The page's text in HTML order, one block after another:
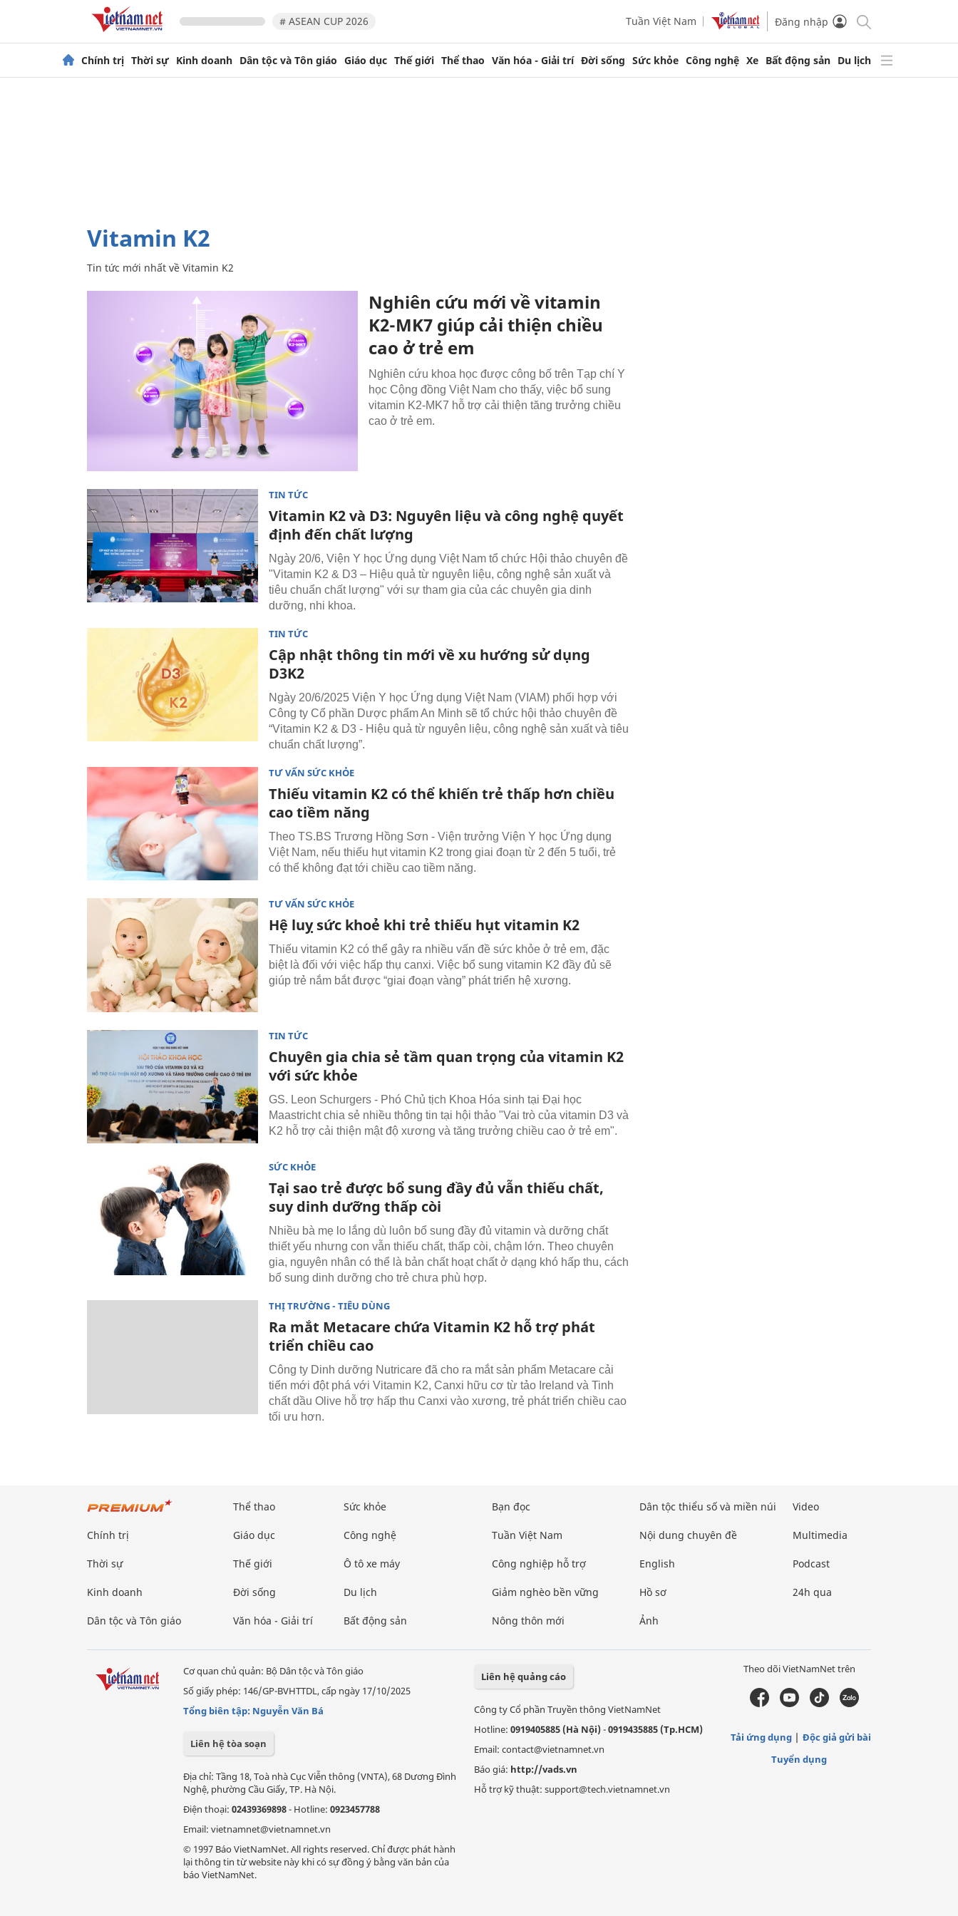
# ASEAN CUP 2026 Tuần Việt Nam Đăng nhập
Chính trị Thời sự Kinh doanh Dân tộc và Tôn giáo Giáo dục Thế giới Thể thao Văn hóa - Giải trí Đời sống Sức khỏe Công nghệ Xe Bất động sản Du lịch
Vitamin K2
Tin tức mới nhất về Vitamin K2
Nghiên cứu mới về vitamin
K2-MK7 giúp cải thiện chiều
cao ở trẻ em
Nghiên cứu khoa học được công bố trên Tạp chí Y
học Cộng đồng Việt Nam cho thấy, việc bổ sung
vitamin K2-MK7 hỗ trợ cải thiện tăng trưởng chiều
cao ở trẻ em.
TIN TỨC
Vitamin K2 và D3: Nguyên liệu và công nghệ quyết
định đến chất lượng
Ngày 20/6, Viện Y học Ứng dụng Việt Nam tổ chức Hội thảo chuyên đề
"Vitamin K2 & D3 – Hiệu quả từ nguyên liệu, công nghệ sản xuất và
tiêu chuẩn chất lượng" với sự tham gia của các chuyên gia dinh
dưỡng, nhi khoa.
TIN TỨC
Cập nhật thông tin mới về xu hướng sử dụng
D3K2
Ngày 20/6/2025 Viện Y học Ứng dụng Việt Nam (VIAM) phối hợp với
Công ty Cổ phần Dược phẩm An Minh sẽ tổ chức hội thảo chuyên đề
“Vitamin K2 & D3 - Hiệu quả từ nguyên liệu, công nghệ sản xuất và tiêu
chuẩn chất lượng”.
TƯ VẤN SỨC KHỎE
Thiếu vitamin K2 có thể khiến trẻ thấp hơn chiều
cao tiềm năng
Theo TS.BS Trương Hồng Sơn - Viện trưởng Viện Y học Ứng dụng
Việt Nam, nếu thiếu hụt vitamin K2 trong giai đoạn từ 2 đến 5 tuổi, trẻ
có thể không đạt tới chiều cao tiềm năng.
TƯ VẤN SỨC KHỎE
Hệ luỵ sức khoẻ khi trẻ thiếu hụt vitamin K2
Thiếu vitamin K2 có thể gây ra nhiều vấn đề sức khỏe ở trẻ em, đặc
biệt là đối với việc hấp thụ canxi. Việc bổ sung vitamin K2 đầy đủ sẽ
giúp trẻ nắm bắt được “giai đoạn vàng” phát triển hệ xương.
TIN TỨC
Chuyên gia chia sẻ tầm quan trọng của vitamin K2
với sức khỏe
GS. Leon Schurgers - Phó Chủ tịch Khoa Hóa sinh tại Đại học
Maastricht chia sẻ nhiều thông tin tại hội thảo "Vai trò của vitamin D3 và
K2 hỗ trợ cải thiện mật độ xương và tăng trưởng chiều cao ở trẻ em".
SỨC KHỎE
Tại sao trẻ được bổ sung đầy đủ vẫn thiếu chất,
suy dinh dưỡng thấp còi
Nhiều bà mẹ lo lắng dù luôn bổ sung đầy đủ vitamin và dưỡng chất
thiết yếu nhưng con vẫn thiếu chất, thấp còi, chậm lớn. Theo chuyên
gia, nguyên nhân có thể là bản chất hoạt chất ở dạng khó hấp thu, cách
bổ sung dinh dưỡng cho trẻ chưa phù hợp.
THỊ TRƯỜNG - TIÊU DÙNG
Ra mắt Metacare chứa Vitamin K2 hỗ trợ phát
triển chiều cao
Công ty Dinh dưỡng Nutricare đã cho ra mắt sản phẩm Metacare cải
tiến mới đột phá với Vitamin K2, Canxi hữu cơ từ tảo Ireland và Tinh
chất dầu Olive hỗ trợ hấp thu Canxi vào xương, trẻ phát triển chiều cao
tối ưu hơn.
Chính trị
Thời sự
Kinh doanh
Dân tộc và Tôn giáo
Thể thao
Giáo dục
Thế giới
Đời sống
Văn hóa - Giải trí
Sức khỏe
Công nghệ
Ô tô xe máy
Du lịch
Bất động sản
Bạn đọc
Tuần Việt Nam
Công nghiệp hỗ trợ
Giảm nghèo bền vững
Nông thôn mới
Dân tộc thiểu số và miền núi
Nội dung chuyên đề
English
Hồ sơ
Ảnh
Video
Multimedia
Podcast
24h qua
Cơ quan chủ quản: Bộ Dân tộc và Tôn giáo
Số giấy phép: 146/GP-BVHTTDL, cấp ngày 17/10/2025
Tổng biên tập: Nguyễn Văn Bá
Liên hệ tòa soạn
Địa chỉ: Tầng 18, Toà nhà Cục Viễn thông (VNTA), 68 Dương Đình
Nghệ, phường Cầu Giấy, TP. Hà Nội.
Điện thoại: 02439369898- Hotline: 0923457788
Email: vietnamnet@vietnamnet.vn
© 1997 Báo VietNamNet. All rights reserved. Chỉ được phát hành
lại thông tin từ website này khi có sự đồng ý bằng văn bản của
báo VietNamNet.
Liên hệ quảng cáo
Công ty Cổ phần Truyền thông VietNamNet
Hotline: 0919405885 (Hà Nội)-0919435885 (Tp.HCM)
Email: contact@vietnamnet.vn
Báo giá: http://vads.vn
Hỗ trợ kỹ thuật: support@tech.vietnamnet.vn
Theo dõi VietNamNet trên
Tải ứng dụng
Độc giả gửi bài
Tuyển dụng